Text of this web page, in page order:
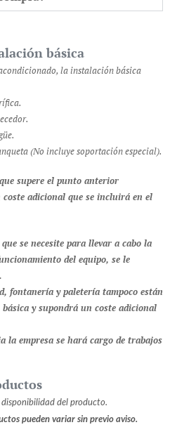
básica
la instalación básica
(No incluye soportación especial).
supere el punto anterior
adicional que se incluirá en el
se necesite para llevar a cabo la
del equipo, se le
fontanería y paletería tampoco están
y supondrá un coste adicional
la empresa se hará cargo de trabajos
disponibilidad del producto.
pueden variar sin previo aviso.